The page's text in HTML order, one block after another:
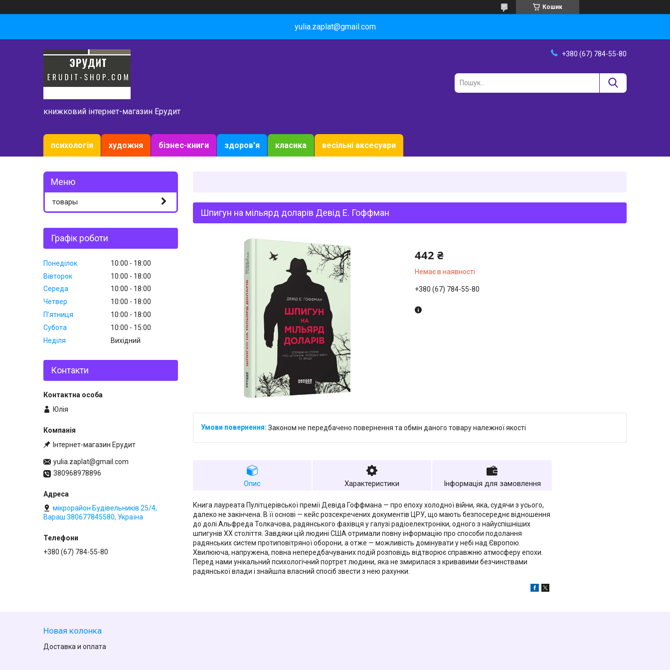
Кошик
yulia.zaplat@gmail.com
книжковий інтернет-магазин Ерудит
+380 (67) 784-55-80
психологія художня бізнес-книги здоров'я класика весільні аксесуари
Шпигун на мільярд доларів Девід Е. Гоффман
442 ₴
Немає в наявності
+380 (67) 784-55-80
Законом не передбачено повернення та обмін даного товару належної якості
Опис Характеристики Інформація для замовлення
Книга лауреата Пулітцерівської премії Девіда Гоффмана — про епоху холодної війни, яка, судячи з усього,
далеко не закінчена. В її основі — кейс розсекречених документів ЦРУ, що мають безпосереднє відношення
до долі Альфреда Толкачова, радянського фахівця у галузі радіоелектроніки, одного з найуспішніших
шпигунів XX століття. Завдяки цій людині США отримали повну інформацію про способи подолання
радянських систем протиповітряної оборони, а отже — можливість домінувати у небі над Європою.
Хвилююча, напружена, повна непередбачуваних подій розповідь відтворює справжню атмосферу епохи.
Перед нами унікальний психологічний портрет людини, яка не змирилася з кривавими безчинствами
радянської влади і знайшла власний спосіб звести з нею рахунки.
товары
Графік роботи
Понеділок 10:00
18:00
Вівторок
10:00
18:00
Середа
10:00
18:00
Четвер
10:00
18:00
Пʼятниця
10:00
18:00
Субота
10:00
15:00
Неділя
Вихідний
Контакти
Юлія
Інтернет-магазин Ерудит
yulia.zaplat@gmail.com
380968978896
мікрорайон Будівельників 25/4,
Вараш 380677845580, Україна
+380 (67) 784-55-80
Новая колонка
Доставка и оплата